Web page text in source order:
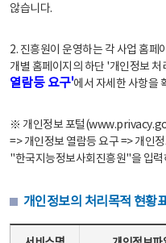
않습니다.
2. 진흥원이 운영하는 각 사업 홈페
개별 홈페이지의 하단 '개인정보 처
열람등 요구'에서 자세한 사항을
※ 개인정보 포털
=> 개인정보 열람등 요구 => 개인
"한국지능정보사회진흥원"을 입력
개인정보의 처리목적 현황